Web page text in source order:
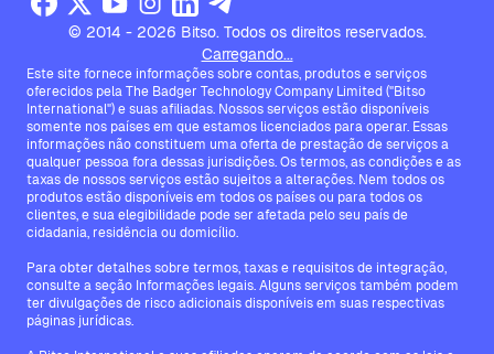
© 2014 - 2026 Bitso. Todos os direitos reservados.
Carregando...
Este site fornece informações sobre contas, produtos e serviços
oferecidos pela The Badger Technology Company Limited ("Bitso
International") e suas afiliadas. Nossos serviços estão disponíveis
somente nos países em que estamos licenciados para operar. Essas
informações não constituem uma oferta de prestação de serviços a
qualquer pessoa fora dessas jurisdições. Os termos, as condições e as
taxas de nossos serviços estão sujeitos a alterações. Nem todos os
produtos estão disponíveis em todos os países ou para todos os
clientes, e sua elegibilidade pode ser afetada pelo seu país de
cidadania, residência ou domicílio.
Para obter detalhes sobre termos, taxas e requisitos de integração,
consulte a seção Informações legais. Alguns serviços também podem
ter divulgações de risco adicionais disponíveis em suas respectivas
páginas jurídicas.